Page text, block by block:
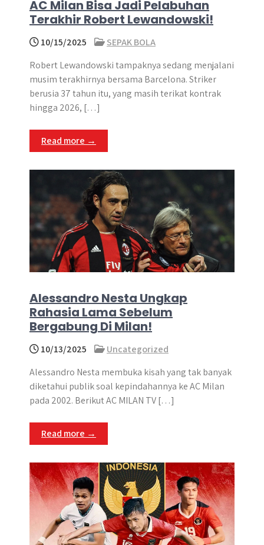
AC Milan Bisa Jadi Pelabuhan
Terakhir Robert Lewandowski!
10/15/2025
SEPAK BOLA
Robert Lewandowski tampaknya sedang menjalani
musim terakhirnya bersama Barcelona. Striker
berusia 37 tahun itu, yang masih terikat kontrak
hingga 2026, […]
Read more →
Alessandro Nesta Ungkap
Rahasia Lama Sebelum
Bergabung Di Milan!
10/13/2025
Uncategorized
Alessandro Nesta membuka kisah yang tak banyak
diketahui publik soal kepindahannya ke AC Milan
pada 2002. Berikut AC MILAN TV […]
Read more →